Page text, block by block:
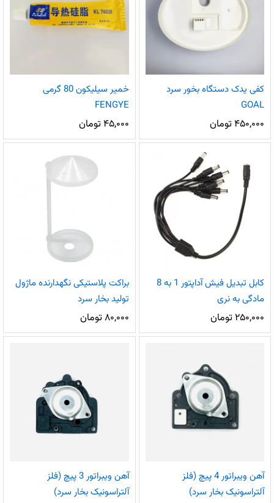
کفی یدک دستگاه بخور سرد
GOAL
۴۵۰,۰۰۰ تومان
خمیر سیلیکون 80 گرمی
FENGYE
۴۵,۰۰۰ تومان
کابل تبدیل فیش آداپتور 1 به 8
مادگی به نری
۲۵۰,۰۰۰ تومان
براکت پلاستیکی نگهدارنده ماژول
تولید بخار سرد
۸۰,۰۰۰تومان
آهن ویبراتور 4 پیچ (فلز
آلتراسونیک بخار سرد)
آهن ویبراتور 3 پیچ (فلز
آلتراسونیک بخار سرد)